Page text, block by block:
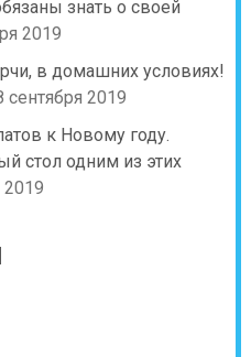
знать о своей
2019
в домашних условиях!
сентября 2019
к Новому году.
стол одним из этих
2019